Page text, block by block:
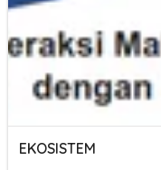
EKOSISTEM